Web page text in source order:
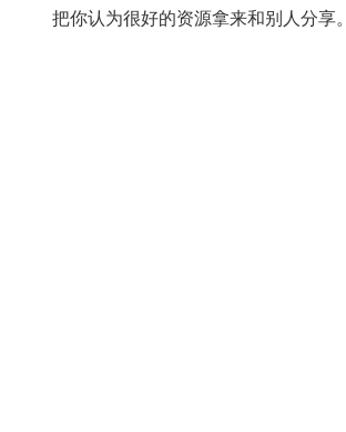
把你认为很好的资源拿来和别人分享。